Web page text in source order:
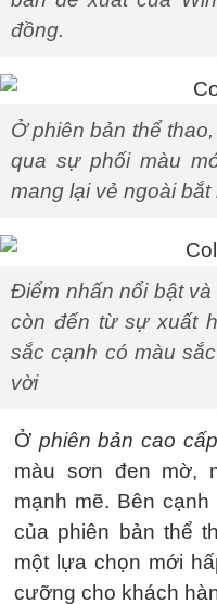
đồng.
Ở phiên bản thể
qua sự phối màu
mang lại vẻ ngoài bắt
Điểm nhấn nổi bật
còn đến từ sự xuất
sắc cạnh có màu
vời
Ở phiên bản cao cấp
màu sơn đen mờ,
mạnh mẽ. Bên
của phiên bản thể
một lựa chọn mới
cưỡng cho khách